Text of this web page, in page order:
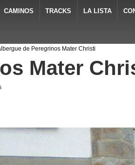
CAMINOS TRACKS LA LISTA
de Peregrinos Mater Christi
Mater